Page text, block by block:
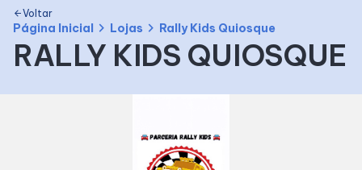
Shopping
Mapa Interno
Como Chegar
arrow_backVoltar
Página Inicial chevron_right Lojas chevron_right Rally Kids Quiosque
RALLY KIDS QUIOSQUE